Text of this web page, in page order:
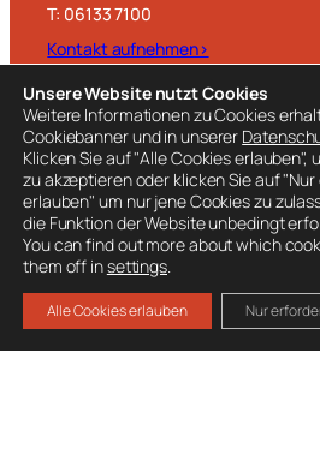
T: 06133 7100
Kontakt aufnehmen>
WEITERE LINKS
Unwetterwarnung
Zivilschutz OÖ
Pegelstände
Kachelmann-Wetter
Wetter Feuerkogel
Unsere Website nutzt Cookies
Weitere Informationen zu Cookies
Cookiebanner und in unserer
Klicken Sie auf "Alle Cookies erlauben",
zu akzeptieren oder klicken Sie auf
erlauben" um nur jene Cookies zu
die Funktion der Website unbedingt
You can find out more about which
them off insettings.
Alle Cookies erlauben Nur